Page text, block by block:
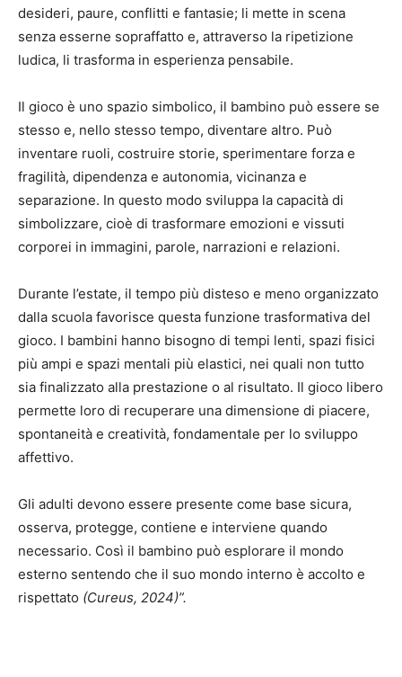
desideri, paure, conflitti e fantasie; li mette in scena
senza esserne sopraffatto e, attraverso la ripetizione
ludica, li trasforma in esperienza pensabile.
Il gioco è uno spazio simbolico, il bambino può essere se
stesso e, nello stesso tempo, diventare altro. Può
inventare ruoli, costruire storie, sperimentare forza e
fragilità, dipendenza e autonomia, vicinanza e
separazione. In questo modo sviluppa la capacità di
simbolizzare, cioè di trasformare emozioni e vissuti
corporei in immagini, parole, narrazioni e relazioni.
Durante l’estate, il tempo più disteso e meno organizzato
dalla scuola favorisce questa funzione trasformativa del
gioco. I bambini hanno bisogno di tempi lenti, spazi fisici
più ampi e spazi mentali più elastici, nei quali non tutto
sia finalizzato alla prestazione o al risultato. Il gioco libero
permette loro di recuperare una dimensione di piacere,
spontaneità e creatività, fondamentale per lo sviluppo
affettivo.
Gli adulti devono essere presente come base sicura,
osserva, protegge, contiene e interviene quando
necessario. Così il bambino può esplorare il mondo
esterno sentendo che il suo mondo interno è accolto e
rispettato (Cureus, 2024)”.